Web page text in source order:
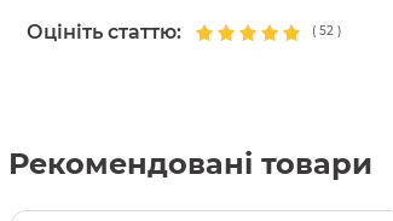
Оцініть статтю: ( 52 )
Рекомендовані товари